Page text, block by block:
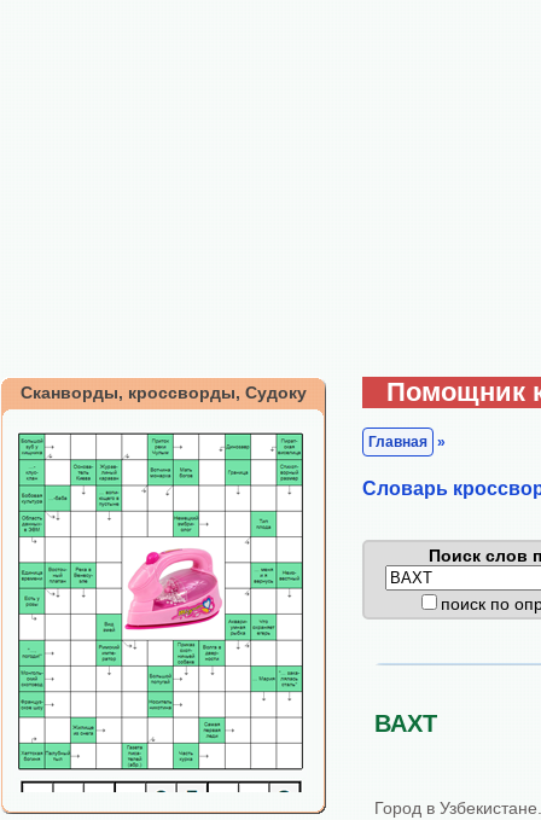
Сканворды, кроссворды, Судоку Помощник
Главная »
Cловарь
Поиск слов
поиск по
ВАХТ
Город в Узбекистане.